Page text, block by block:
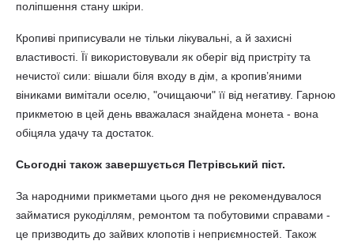
поліпшення стану шкіри.
Кропиві приписували не тільки лікувальні, а й захисні
властивості. Її використовували як оберіг від пристріту та
нечистої сили: вішали біля входу в дім, а кропив’яними
віниками вимітали оселю, "очищаючи" її від негативу. Гарною
прикметою в цей день вважалася знайдена монета - вона
обіцяла удачу та достаток.
Сьогодні також завершується Петрівський піст.
За народними прикметами цього дня не рекомендувалося
займатися рукоділлям, ремонтом та побутовими справами -
це призводить до зайвих клопотів і неприємностей. Також